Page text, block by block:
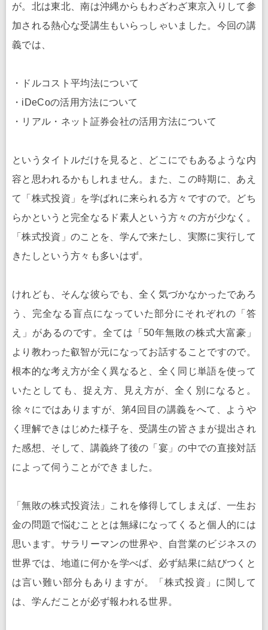
が。北は東北、南は沖縄からもわざわざ東京入りして参
加される熱心な受講生もいらっしゃいました。今回の講
義では、
・ドルコスト平均法について
・iDeCoの活用方法について
・リアル・ネット証券会社の活用方法について
というタイトルだけを見ると、どこにでもあるような内
容と思われるかもしれません。また、この時期に、あえ
て「株式投資」を学ばれに来られる方々ですので。どち
らかというと完全なるド素人という方々の方が少なく。
「株式投資」のことを、学んで来たし、実際に実行して
きたしという方々も多いはず。
けれども、そんな彼らでも、全く気づかなかったであろ
う、完全なる盲点になっていた部分にそれぞれの「答
え」があるのです。全ては「50年無敗の株式大富豪」
より教わった叡智が元になってお話することですので。
根本的な考え方が全く異なると、全く同じ単語を使って
いたとしても、捉え方、見え方が、全く別になると。
徐々にではありますが、第4回目の講義をへて、ようや
く理解できはじめた様子を、受講生の皆さまが提出され
た感想、そして、講義終了後の「宴」の中での直接対話
によって伺うことができました。
「無敗の株式投資法」これを修得してしまえば、一生お
金の問題で悩むこととは無縁になってくると個人的には
思います。サラリーマンの世界や、自営業のビジネスの
世界では、地道に何かを学べば、必ず結果に結びつくと
は言い難い部分もありますが。「株式投資」に関して
は、学んだことが必ず報われる世界。